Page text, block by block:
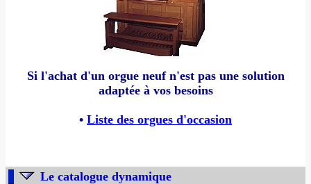
Si l'achat d'un orgue neuf n'est pas une solution
adaptée à vos besoins
• Liste des orgues d'occasion
Le catalogue dynamique